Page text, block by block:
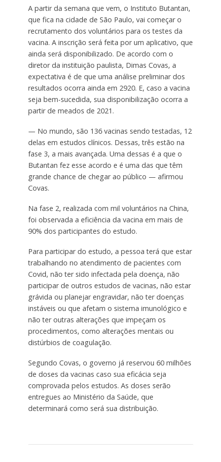
A partir da semana que vem, o Instituto Butantan,
que fica na cidade de São Paulo, vai começar o
recrutamento dos voluntários para os testes da
vacina. A inscrição será feita por um aplicativo, que
ainda será disponibilizado. De acordo com o
diretor da instituição paulista, Dimas Covas, a
expectativa é de que uma análise preliminar dos
resultados ocorra ainda em 2920. E, caso a vacina
seja bem-sucedida, sua disponibilização ocorra a
partir de meados de 2021.
— No mundo, são 136 vacinas sendo testadas, 12
delas em estudos clínicos. Dessas, três estão na
fase 3, a mais avançada. Uma dessas é a que o
Butantan fez esse acordo e é uma das que têm
grande chance de chegar ao público — afirmou
Covas.
Na fase 2, realizada com mil voluntários na China,
foi observada a eficiência da vacina em mais de
90% dos participantes do estudo.
Para participar do estudo, a pessoa terá que estar
trabalhando no atendimento de pacientes com
Covid, não ter sido infectada pela doença, não
participar de outros estudos de vacinas, não estar
grávida ou planejar engravidar, não ter doenças
instáveis ou que afetam o sistema imunológico e
não ter outras alterações que impeçam os
procedimentos, como alterações mentais ou
distúrbios de coagulação.
Segundo Covas, o governo já reservou 60 milhões
de doses da vacinas caso sua eficácia seja
comprovada pelos estudos. As doses serão
entregues ao Ministério da Saúde, que
determinará como será sua distribuição.